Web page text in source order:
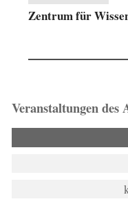
Zentrum für
Veranstaltungen des